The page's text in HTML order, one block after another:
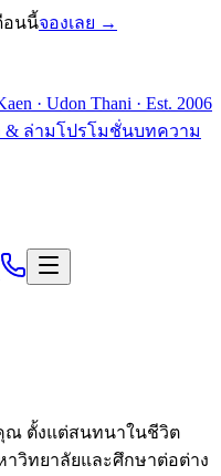
อนนี้จองเลย →
· Udon Thani · Est. 2006
& ล่ามโปรโมชั่นบทความ
ณ ตั้งแต่สนทนาในชีวิต
าวิทยาลัยและศึกษาต่อต่าง